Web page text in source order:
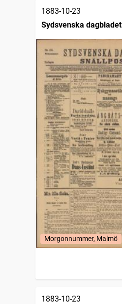
1883-10-23
Sydsvenska dagbladet
Morgonnummer, Malmö
1883-10-23